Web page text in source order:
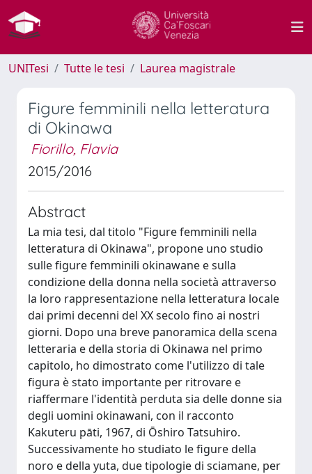
UNITesi Tutte le tesi Laurea magistrale
Figure femminili nella letteratura
di Okinawa
Fiorillo, Flavia
2015/2016
Abstract
La mia tesi, dal titolo "Figure femminili nella
letteratura di Okinawa", propone uno studio
sulle figure femminili okinawane e sulla
condizione della donna nella società attraverso
la loro rappresentazione nella letteratura locale
dai primi decenni del XX secolo fino ai nostri
giorni. Dopo una breve panoramica della scena
letteraria e della storia di Okinawa nel primo
capitolo, ho dimostrato come l'utilizzo di tale
figura è stato importante per ritrovare e
riaffermare l'identità perduta sia delle donne sia
degli uomini okinawani, con il racconto
Kakuteru pāti, 1967, di Ōshiro Tatsuhiro.
Successivamente ho studiato le figure della
noro e della yuta, due tipologie di sciamane, per